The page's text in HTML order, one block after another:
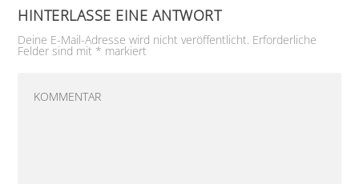
HINTERLASSE EINE ANTWORT
Deine E-Mail-Adresse wird nicht veröffentlicht. Erforderliche
Felder sind mit * markiert